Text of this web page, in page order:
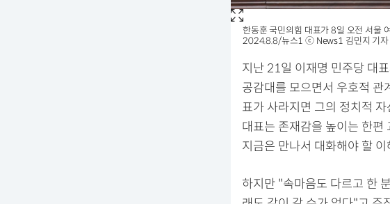
한동훈 국민의힘 대표가 8일 오전 서울
2024.8.8/뉴스1 ⓒ News1 김민지 기자
지난 21일 이재명 민주당 대
공감대를 모으면서 우호적 관
표가 사라지면 그의 정치적
대표는 존재감을 높이는 한
지금은 만나서 대화해야 할
하지만 "속마음도 다르고 한